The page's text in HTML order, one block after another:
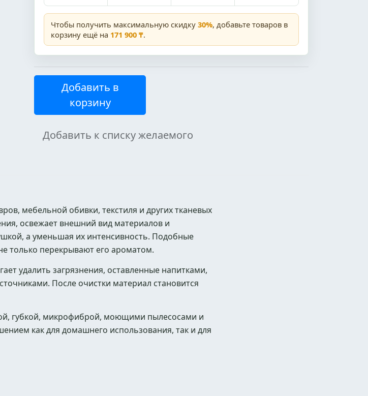
Чтобы получить максимальную скидку 30%, добавьте товаров в
корзину ещё на 171 900 ₸.
Добавить в
корзину
Добавить к списку желаемого
мебельной обивки, текстиля и других тканевых
освежает внешний вид материалов и
а уменьшая их интенсивность. Подобные
только перекрывают его ароматом.
удалить загрязнения, оставленные напитками,
После очистки материал становится
губкой, микрофиброй, моющими пылесосами и
как для домашнего использования, так и для